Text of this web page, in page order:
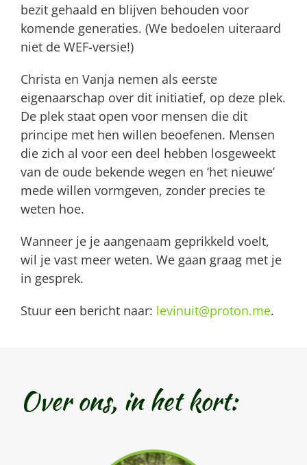
bezit gehaald en blijven behouden voor
komende generaties. (We bedoelen uiteraard
niet de WEF-versie!)
Christa en Vanja nemen als eerste
eigenaarschap over dit initiatief, op deze plek.
De plek staat open voor mensen die dit
principe met hen willen beoefenen. Mensen
die zich al voor een deel hebben losgeweekt
van de oude bekende wegen en ‘het nieuwe’
mede willen vormgeven, zonder precies te
weten hoe.
Wanneer je je aangenaam geprikkeld voelt,
wil je vast meer weten. We gaan graag met je
in gesprek.
Stuur een bericht naar: levinuit@proton.me.
Over ons, in het kort: